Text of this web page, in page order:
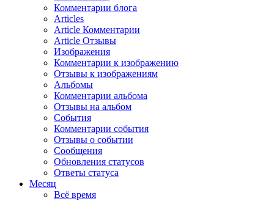
Комментарии блога
Articles
Article Комментарии
Article Отзывы
Изображения
Комментарии к изображению
Отзывы к изображениям
Альбомы
Комментарии альбома
Отзывы на альбом
События
Комментарии события
Отзывы о событии
Сообщения
Обновления статусов
Ответы статуса
Месяц
Всё время